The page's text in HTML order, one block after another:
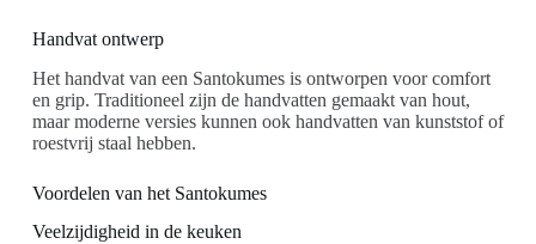
Handvat ontwerp
Het handvat van een Santokumes is ontworpen voor comfort
en grip. Traditioneel zijn de handvatten gemaakt van hout,
maar moderne versies kunnen ook handvatten van kunststof of
roestvrij staal hebben.
Voordelen van het Santokumes
Veelzijdigheid in de keuken